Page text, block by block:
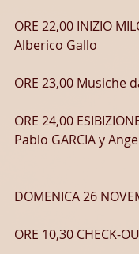
ORE 22,00 INIZIO
Alberico Gallo
ORE 23,00 Musiche
ORE 24,00
Pablo GARCIA y
DOMENICA 26
ORE 10,30 CHECK-